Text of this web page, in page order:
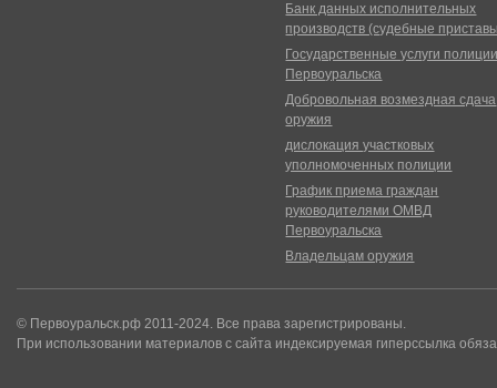
Банк данных исполнительных
производств (судебные
Государственные услуги
Первоуральска
Добровольная возмездная сдача
оружия
дислокация участковых
уполномоченных полиции
График приема граждан
руководителями ОМВД
Первоуральска
Владельцам оружия
© Первоуральск.рф 2011-2024. Все права зарегистрированы.
При использовании материалов с сайта индексируемая гиперссылка